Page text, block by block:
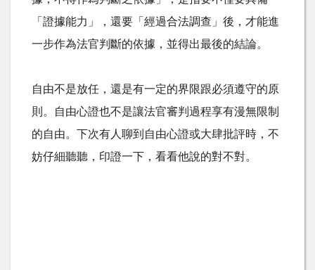
「證據能力」，還要「經過合法調查」後，才能進
一步作為法官判斷的依據，並得出最後的結論。
自由不是放任，還是有一定的界限跟必須遵守的原
則。自由心證也不是讓法官審判過程享有漫無限制
的自由。下次有人聊到自由心證或大肆批評時，不
妨仔細聽聽，印證一下，看看他說的對不對。